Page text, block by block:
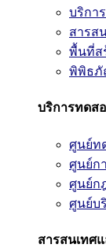
บริกา
สารส
พื้นที่ส
พิพิธ
บริการทดส
ศูนย์ท
ศูนย์ก
ศูนย์ก
ศูนย์บ
สารสนเทศ